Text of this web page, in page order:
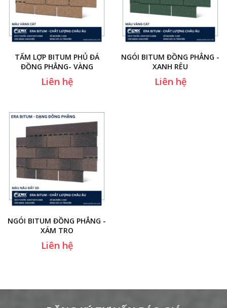
TẤM LỢP BITUM PHỦ ĐÁ
ĐỒNG PHẲNG- VÀNG
Liên hệ
NGÓI BITUM ĐỒNG PHẲNG -
XANH RÊU
Liên hệ
NGÓI BITUM ĐỒNG PHẲNG -
XÁM TRO
Liên hệ